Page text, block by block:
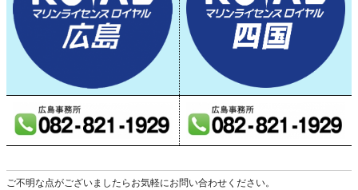
ご不明な点がございましたらお気軽にお問い合わせください。